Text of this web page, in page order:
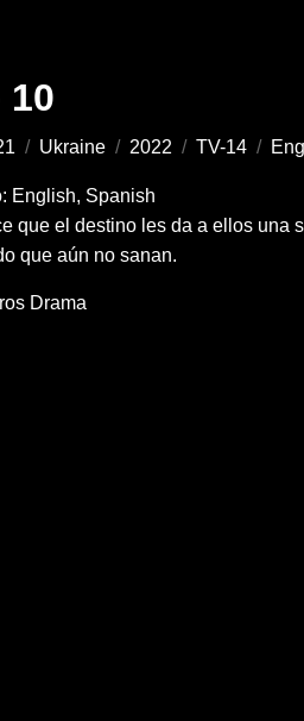
10
/ Ukraine / 2022 / TV-14 /
English, Spanish
que el destino les da a ellos una
que aún no sanan.
Drama